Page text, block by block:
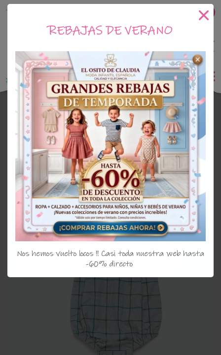
El Osito de Claudia
Tu tienda online de Moda Infantil
0€
Outlet Niño
OUTLET
60%
REBAJAS DE VERANO
Nos hemos vuelto locos !! Casi toda nuestra web hasta
-60% directo